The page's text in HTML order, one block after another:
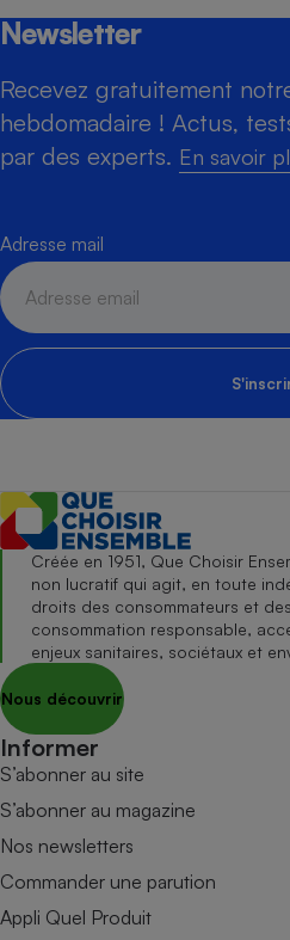
Newsletter
Recevez gratuitement
hebdomadaire ! Actus,
par des experts. En savoir
Adresse mail
Créée en 1951, Que Choisir
non lucratif qui agit, en toute
droits des consommateurs et
consommation responsable,
enjeux sanitaires, sociétaux et
Nous découvrir
Informer
S’abonner au site
S’abonner au magazine
Nos newsletters
Commander une parution
Appli Quel Produit